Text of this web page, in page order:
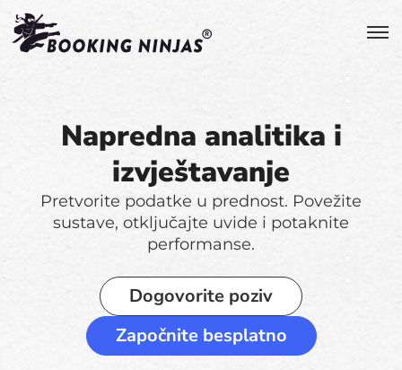
Napredna analitika i
izvještavanje
Pretvorite podatke u prednost. Povežite
sustave, otključajte uvide i potaknite
performanse.
Dogovorite poziv
Započnite besplatno